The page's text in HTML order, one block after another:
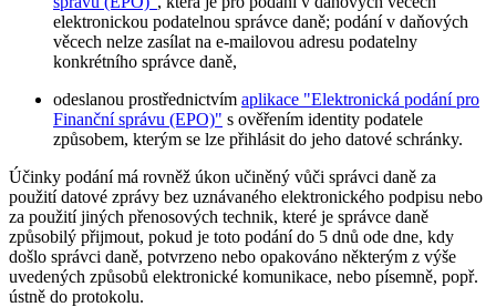
elektronickou podatelnou správce daně; podání v daňových
věcech nelze zasílat na e-mailovou adresu podatelny
konkrétního správce daně,
odeslanou prostřednictvím aplikace "Elektronická podání pro
Finanční správu (EPO)" s ověřením identity podatele
způsobem, kterým se lze přihlásit do jeho datové schránky.
Účinky podání má rovněž úkon učiněný vůči správci daně za
použití datové zprávy bez uznávaného elektronického podpisu nebo
za použití jiných přenosových technik, které je správce daně
způsobilý přijmout, pokud je toto podání do 5 dnů ode dne, kdy
došlo správci daně, potvrzeno nebo opakováno některým z výše
uvedených způsobů elektronické komunikace, nebo písemně, popř.
ústně do protokolu.